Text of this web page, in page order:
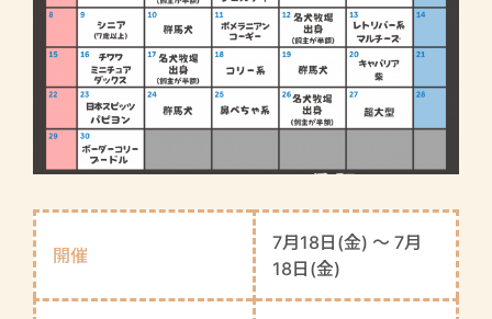
開催
7月18日(金) 〜 7月
18日(金)